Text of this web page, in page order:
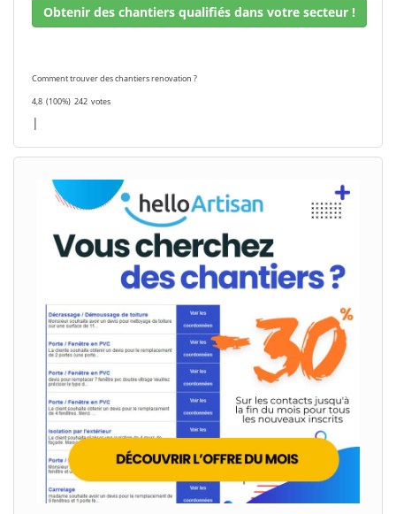
Obtenir des chantiers qualifiés dans votre secteur !
Comment trouver des chantiers renovation ?
4,8 (100%) 242 votes
|